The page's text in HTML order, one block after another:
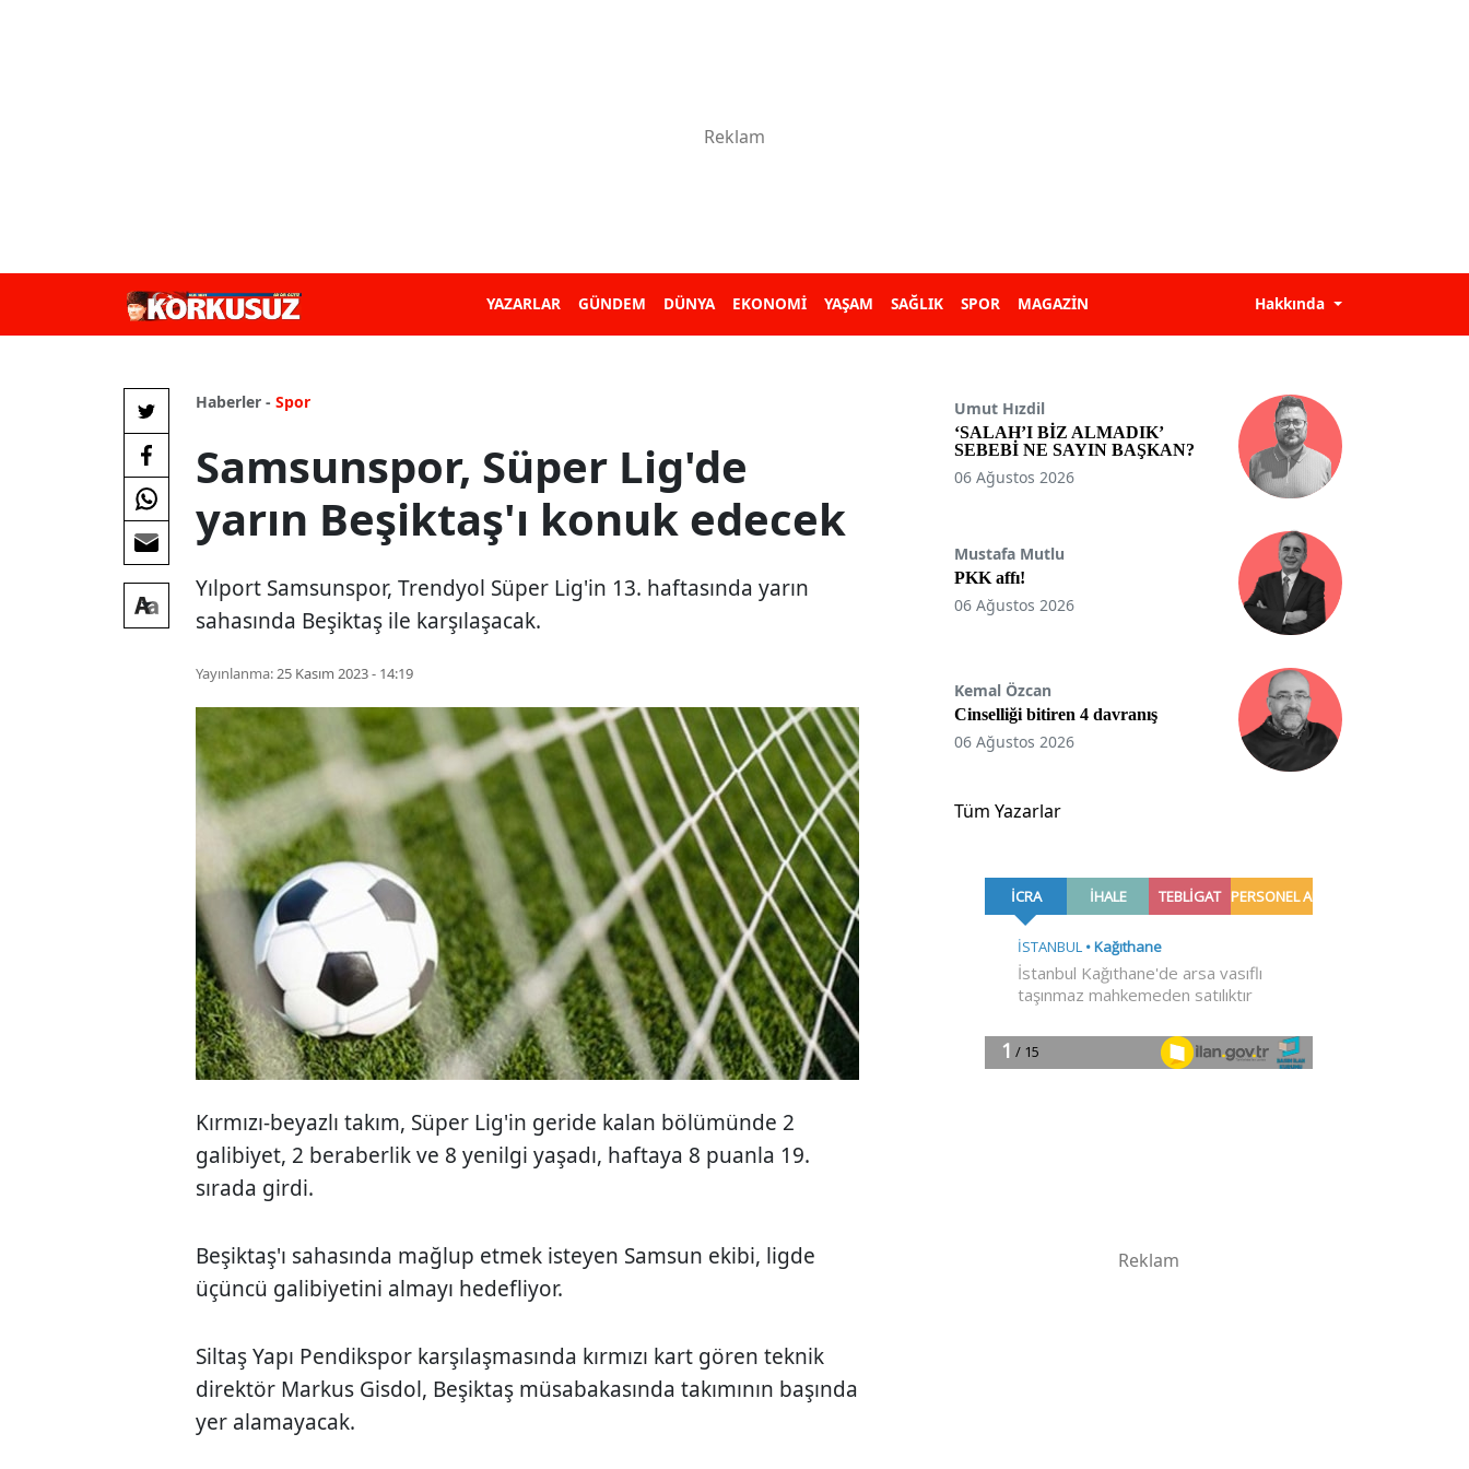
YAZARLAR GÜNDEM DÜNYA EKONOMİ YAŞAM SAĞLIK SPOR MAGAZİN Hakkında
Haberler - Spor
Samsunspor, Süper Lig'de
yarın Beşiktaş'ı konuk edecek
Yılport Samsunspor, Trendyol Süper Lig'in 13. haftasında yarın
sahasında Beşiktaş ile karşılaşacak.
Yayınlanma:25 Kasım 2023 - 14:19
Kırmızı-beyazlı takım, Süper Lig'in geride kalan bölümünde 2
galibiyet, 2 beraberlik ve 8 yenilgi yaşadı, haftaya 8 puanla 19.
sırada girdi.
Beşiktaş'ı sahasında mağlup etmek isteyen Samsun ekibi, ligde
üçüncü galibiyetini almayı hedefliyor.
Siltaş Yapı Pendikspor karşılaşmasında kırmızı kart gören teknik
direktör Markus Gisdol, Beşiktaş müsabakasında takımının başında
yer alamayacak.
Umut Hızdil
‘SALAH’I BİZ ALMADIK’
SEBEBİ NE SAYIN BAŞKAN?
06 Ağustos 2026
Mustafa Mutlu
PKK affı!
06 Ağustos 2026
Kemal Özcan
Cinselliği bitiren 4 davranış
06 Ağustos 2026
Tüm Yazarlar